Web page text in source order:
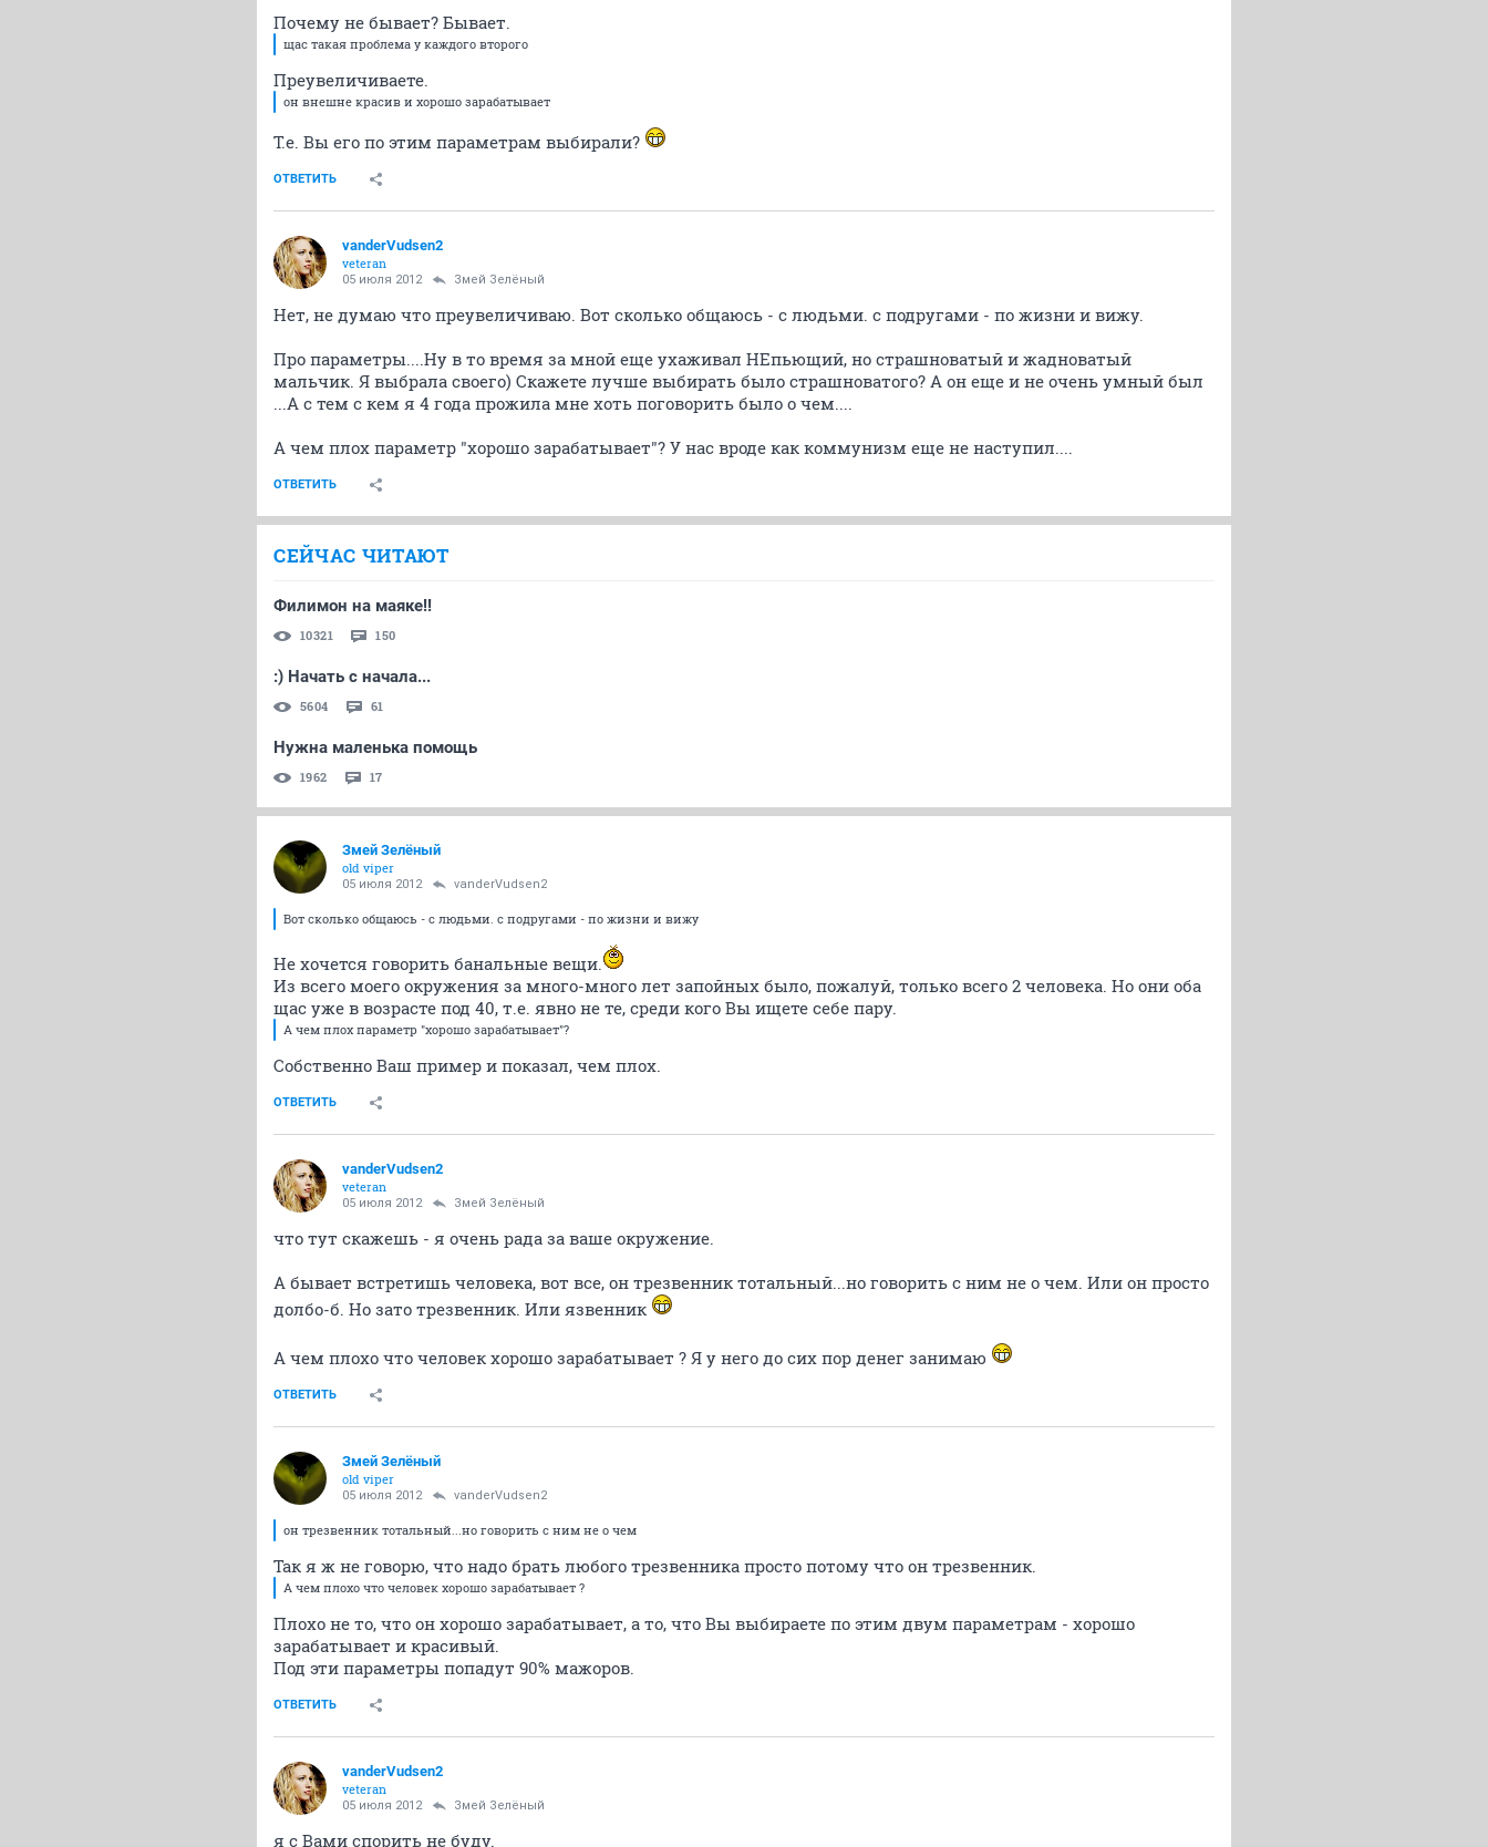
Почему не бывает? Бывает.
щас такая проблема у каждого второго
Преувеличиваете.
он внешне красив и хорошо зарабатывает
Т.е. Вы его по этим параметрам выбирали?
ОТВЕТИТЬ
vanderVudsen2
veteran
05 июля 2012 Змей Зелёный
Нет, не думаю что преувеличиваю. Вот сколько общаюсь - с людьми. с подругами - по жизни и вижу.
Про параметры....Ну в то время за мной еще ухаживал НЕпьющий, но страшноватый и жадноватый
мальчик. Я выбрала своего) Скажете лучше выбирать было страшноватого? А он еще и не очень умный был
...А с тем с кем я 4 года прожила мне хоть поговорить было о чем....
А чем плох параметр "хорошо зарабатывает"? У нас вроде как коммунизм еще не наступил....
ОТВЕТИТЬ
СЕЙЧАС ЧИТАЮТ
Филимон на маяке!!
10321 150
:) Начать с начала...
5604 61
Нужна маленька помощь
1962 17
Змей Зелёный
old viper
05 июля 2012 vanderVudsen2
Вот сколько общаюсь - с людьми. с подругами - по жизни и вижу
Не хочется говорить банальные вещи.
Из всего моего окружения за много-много лет запойных было, пожалуй, только всего 2 человека. Но они оба
щас уже в возрасте под 40, т.е. явно не те, среди кого Вы ищете себе пару.
А чем плох параметр "хорошо зарабатывает"?
Собственно Ваш пример и показал, чем плох.
ОТВЕТИТЬ
vanderVudsen2
veteran
05 июля 2012 Змей Зелёный
что тут скажешь - я очень рада за ваше окружение.
А бывает встретишь человека, вот все, он трезвенник тотальный...но говорить с ним не о чем. Или он просто
долбо-б. Но зато трезвенник. Или язвенник
А чем плохо что человек хорошо зарабатывает ? Я у него до сих пор денег занимаю
ОТВЕТИТЬ
Змей Зелёный
old viper
05 июля 2012 vanderVudsen2
он трезвенник тотальный...но говорить с ним не о чем
Так я ж не говорю, что надо брать любого трезвенника просто потому что он трезвенник.
А чем плохо что человек хорошо зарабатывает ?
Плохо не то, что он хорошо зарабатывает, а то, что Вы выбираете по этим двум параметрам - хорошо
зарабатывает и красивый.
Под эти параметры попадут 90% мажоров.
ОТВЕТИТЬ
vanderVudsen2
veteran
05 июля 2012 Змей Зелёный
я с Вами спорить не буду.